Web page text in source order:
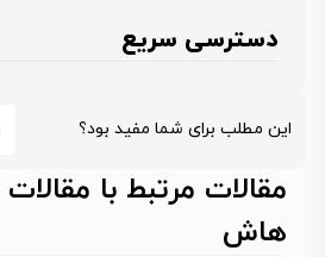
دسترسی سریع
این مطلب برای شما مفید بود؟
مقالات مرتبط با
هاش